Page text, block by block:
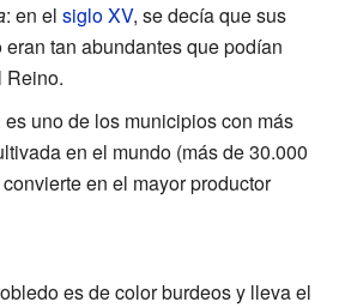
: en el siglo XV, se decía que sus
tan abundantes que podían
Reino.
es uno de los municipios con más
en el mundo (más de 30.000
en el mayor productor
es de color burdeos y lleva el